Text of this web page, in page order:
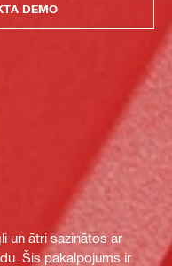
DEMO
un ātri sazinātos ar
Šis pakalpojums ir